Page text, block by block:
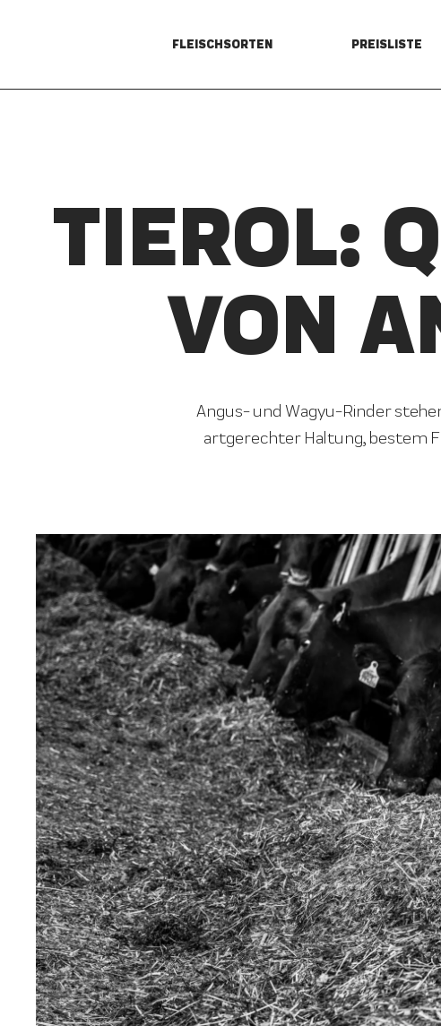
FLEISCHSORTEN PREISLISTE
TIEROL:
VON
Angus- und Wagyu-Rinder
artgerechter Haltung, bestem